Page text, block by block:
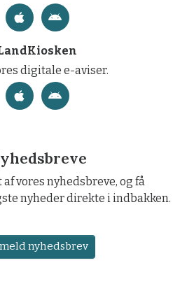
digitale e-aviser.
vores nyhedsbreve, og få
nyheder direkte i indbakken.
nyhedsbrev